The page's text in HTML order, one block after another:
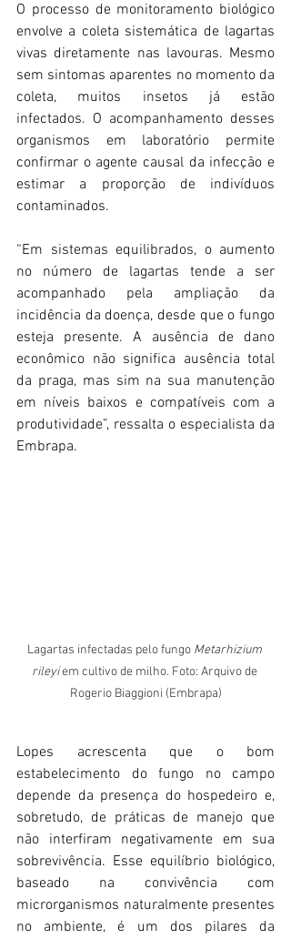
O processo de monitoramento biológico
envolve a coleta sistemática de lagartas
vivas diretamente nas lavouras. Mesmo
sem sintomas aparentes no momento da
coleta, muitos insetos já estão
infectados. O acompanhamento desses
organismos em laboratório permite
confirmar o agente causal da infecção e
estimar a proporção de indivíduos
contaminados.
“Em sistemas equilibrados, o aumento
no número de lagartas tende a ser
acompanhado pela ampliação da
incidência da doença, desde que o fungo
esteja presente. A ausência de dano
econômico não significa ausência total
da praga, mas sim na sua manutenção
em níveis baixos e compatíveis com a
produtividade”, ressalta o especialista da
Embrapa.
Lagartas infectadas pelo fungo Metarhizium
rileyi em cultivo de milho. Foto: Arquivo de
Rogerio Biaggioni (Embrapa)
Lopes acrescenta que o bom
estabelecimento do fungo no campo
depende da presença do hospedeiro e,
sobretudo, de práticas de manejo que
não interfiram negativamente em sua
sobrevivência. Esse equilíbrio biológico,
baseado na convivência com
microrganismos naturalmente presentes
no ambiente, é um dos pilares da